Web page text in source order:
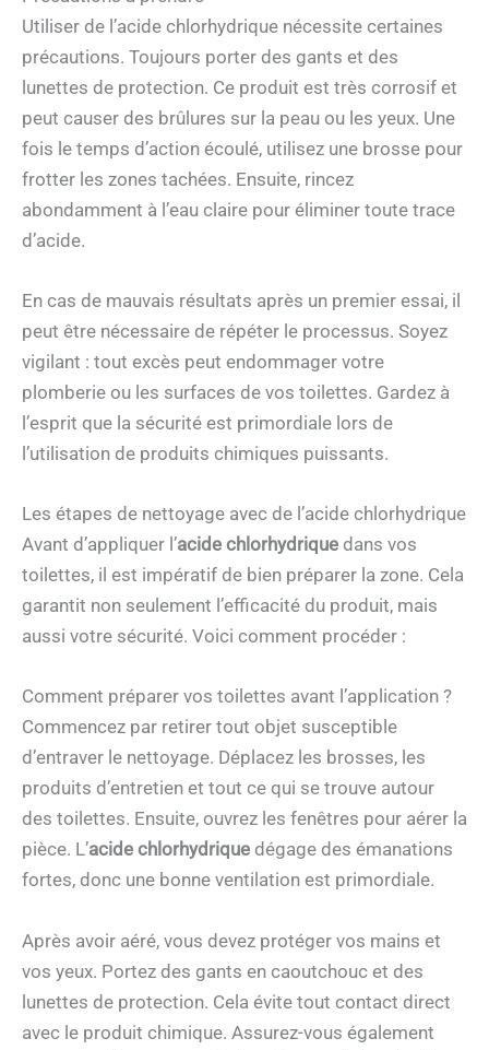
Utiliser de l’acide chlorhydrique nécessite certaines
précautions. Toujours porter des gants et des
lunettes de protection. Ce produit est très corrosif et
peut causer des brûlures sur la peau ou les yeux. Une
fois le temps d’action écoulé, utilisez une brosse pour
frotter les zones tachées. Ensuite, rincez
abondamment à l’eau claire pour éliminer toute trace
d’acide.
En cas de mauvais résultats après un premier essai, il
peut être nécessaire de répéter le processus. Soyez
vigilant : tout excès peut endommager votre
plomberie ou les surfaces de vos toilettes. Gardez à
l’esprit que la sécurité est primordiale lors de
l’utilisation de produits chimiques puissants.
Les étapes de nettoyage avec de l’acide chlorhydrique
Avant d’appliquer l’acide chlorhydrique dans vos
toilettes, il est impératif de bien préparer la zone. Cela
garantit non seulement l’efficacité du produit, mais
aussi votre sécurité. Voici comment procéder :
Comment préparer vos toilettes avant l’application ?
Commencez par retirer tout objet susceptible
d’entraver le nettoyage. Déplacez les brosses, les
produits d’entretien et tout ce qui se trouve autour
des toilettes. Ensuite, ouvrez les fenêtres pour aérer la
pièce. L’acide chlorhydrique dégage des émanations
fortes, donc une bonne ventilation est primordiale.
Après avoir aéré, vous devez protéger vos mains et
vos yeux. Portez des gants en caoutchouc et des
lunettes de protection. Cela évite tout contact direct
avec le produit chimique. Assurez-vous également